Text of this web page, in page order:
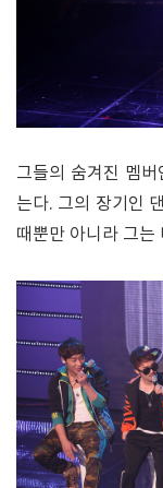
그들의 숨겨진 멤
는다. 그의 장기인
때뿐만 아니라 그는